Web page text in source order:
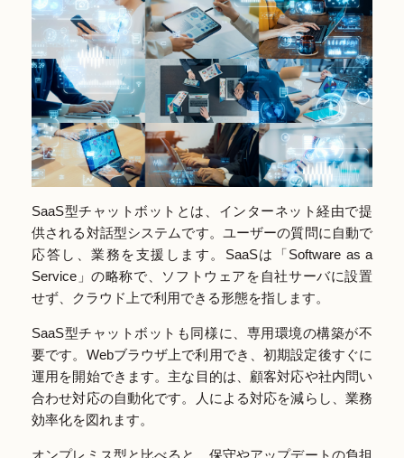
SaaS型チャットボットとは、インターネット経由で提
供される対話型システムです。ユーザーの質問に自動で
応答し、業務を支援します。SaaSは「Software as a
Service」の略称で、ソフトウェアを自社サーバに設置
せず、クラウド上で利用できる形態を指します。
SaaS型チャットボットも同様に、専用環境の構築が不
要です。Webブラウザ上で利用でき、初期設定後すぐに
運用を開始できます。主な目的は、顧客対応や社内問い
合わせ対応の自動化です。人による対応を減らし、業務
効率化を図れます。